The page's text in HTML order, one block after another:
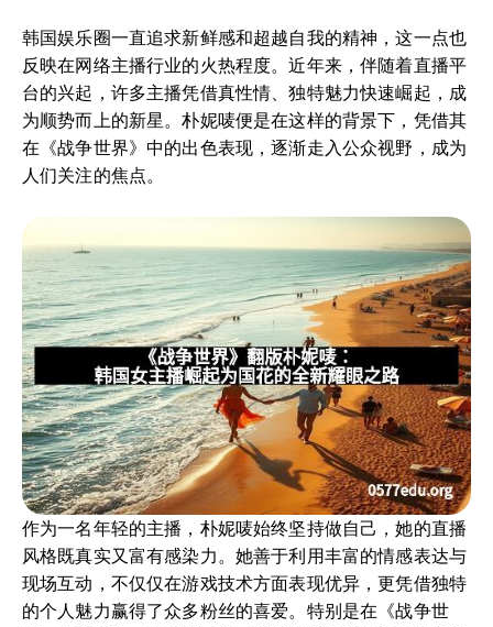
韩国娱乐圈一直追求新鲜感和超越自我的精神，这一点也
反映在网络主播行业的火热程度。近年来，伴随着直播平
台的兴起，许多主播凭借真性情、独特魅力快速崛起，成
为顺势而上的新星。朴妮唛便是在这样的背景下，凭借其
在《战争世界》中的出色表现，逐渐走入公众视野，成为
人们关注的焦点。
作为一名年轻的主播，朴妮唛始终坚持做自己，她的直播
风格既真实又富有感染力。她善于利用丰富的情感表达与
现场互动，不仅仅在游戏技术方面表现优异，更凭借独特
的个人魅力赢得了众多粉丝的喜爱。特别是在《战争世